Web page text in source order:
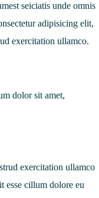
seiciatis unde omnis
adipisicing elit,
exercitation ullamco.
dolor sit amet,
exercitation ullamco
esse cillum dolore eu